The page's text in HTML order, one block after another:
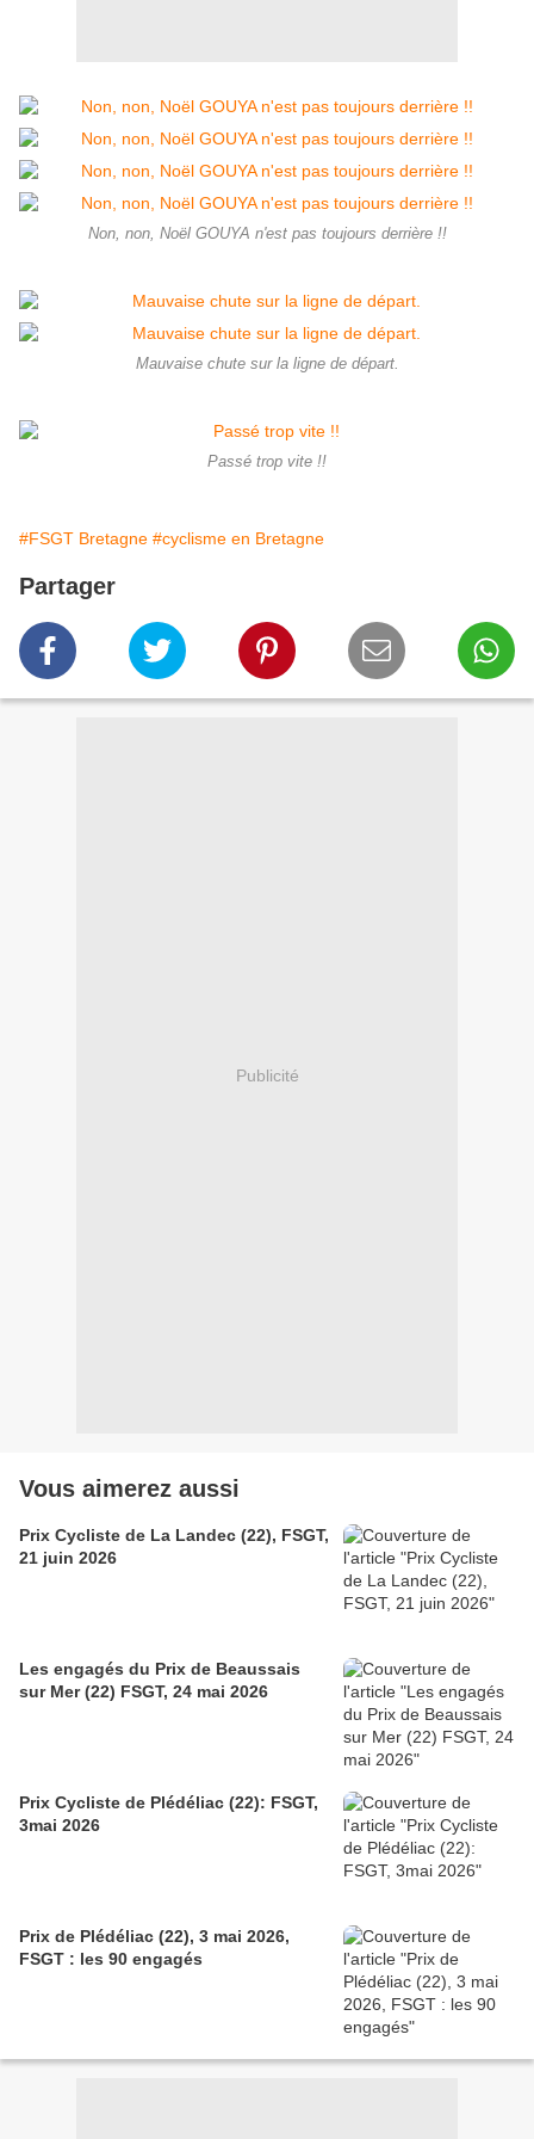
Non, non, Noël GOUYA n'est pas toujours derrière !!
Mauvaise chute sur la ligne de départ.
Passé trop vite !!
#FSGT Bretagne #cyclisme en Bretagne
Partager
Publicité
Vous aimerez aussi
Prix Cycliste de La Landec (22), FSGT,
21 juin 2026
Les engagés du Prix de Beaussais
sur Mer (22) FSGT, 24 mai 2026
Prix Cycliste de Plédéliac (22): FSGT,
3mai 2026
Prix de Plédéliac (22), 3 mai 2026,
FSGT : les 90 engagés